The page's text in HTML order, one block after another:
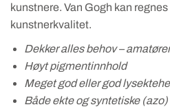
kunstnere. Van Gogh kan
kunstnerkvalitet.
Dekker alles behov –
Høyt pigmentinnhold
Meget god eller god
Både ekte og syntetiske